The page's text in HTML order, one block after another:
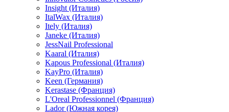
Insight (Италия)
ItalWax (Италия)
Itely (Италия)
Janeke (Италия)
JessNail Professional
Kaaral (Италия)
Kapous Professional (Италия)
KayPro (Италия)
Keen (Германия)
Kerastase (Франция)
L'Oreal Professionnel (Франция)
Lador (Южная корея)